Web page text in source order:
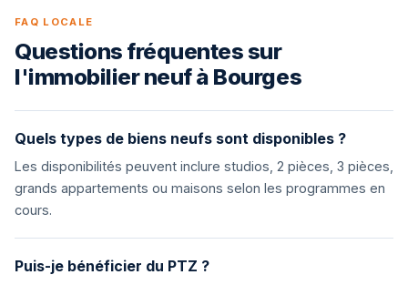
FAQ LOCALE
Questions fréquentes sur
l'immobilier neuf à Bourges
Quels types de biens neufs sont disponibles ?
Les disponibilités peuvent inclure studios, 2 pièces, 3 pièces,
grands appartements ou maisons selon les programmes en
cours.
Puis-je bénéficier du PTZ ?